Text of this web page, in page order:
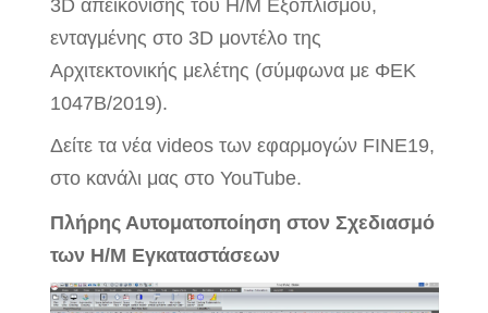
3D απεικόνισης του H/M Εξοπλισμού,
ενταγμένης στο 3D μοντέλο της
Αρχιτεκτονικής μελέτης (σύμφωνα με ΦΕΚ
1047Β/2019).
Δείτε τα νέα videos των εφαρμογών FINE19,
στο κανάλι μας στο YouTube.
Πλήρης Αυτοματοποίηση στον Σχεδιασμό
των Η/Μ Εγκαταστάσεων